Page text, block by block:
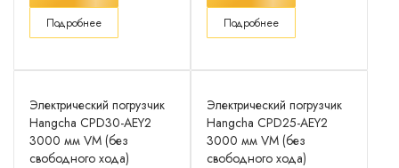
Подробнее
Подробнее
Электрический погрузчик
Hangcha CPD30-AEY2
3000 мм VM (без
свободного хода)
Электрический погрузчик
Hangcha CPD25-AEY2
3000 мм VM (без
свободного хода)